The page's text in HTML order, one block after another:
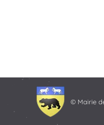
© Mairie